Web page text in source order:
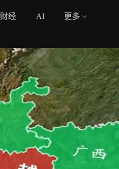
财经 AI 更多